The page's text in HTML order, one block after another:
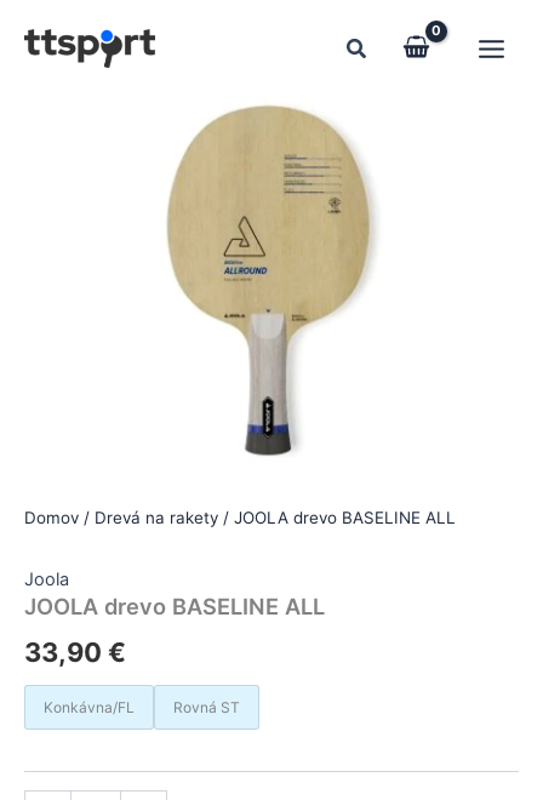
Domov / Drevá na rakety / JOOLA drevo BASELINE ALL
Joola
JOOLA drevo BASELINE ALL
33,90 €
Konkávna/FL Rovná ST